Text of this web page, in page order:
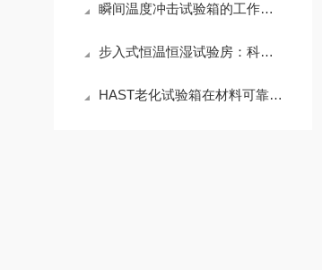
瞬间温度冲击试验箱的工作原理与应用领域
步入式恒温恒湿试验房：科研与生产的可靠伙伴
HAST老化试验箱在材料可靠性测试中的应用